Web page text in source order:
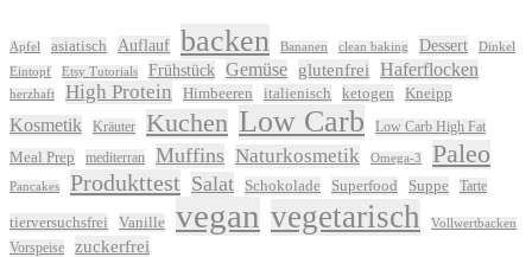
Apfel asiatisch Auflauf backen Bananen clean baking Dessert
Dinkel
Eintopf
Etsy Tutorials Frühstück Gemüse glutenfrei Haferflocken
herzhaft High Protein Himbeeren italienisch ketogen Kneipp
Kosmetik Kräuter Kuchen Low Carb Low Carb High Fat
Meal Prep mediterran Muffins Naturkosmetik Omega-3 Paleo
Pancakes Produkttest Salat Schokolade Superfood Suppe Tarte
tierversuchsfrei Vanille vegan vegetarisch Vollwertbacken
Vorspeise zuckerfrei